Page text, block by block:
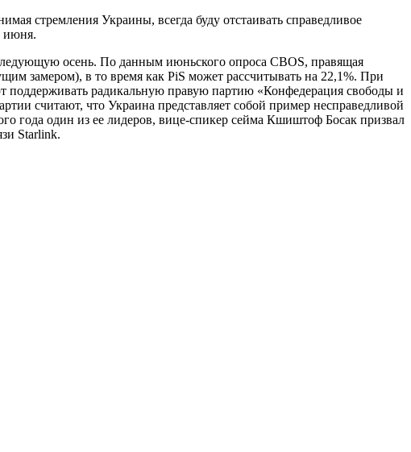
стремления Украины, всегда буду отстаивать справедливое
июня.
осень. По данным июньского опроса CBOS, правящая
замером), в то время как PiS может рассчитывать на 22,1%. При
поддерживать радикальную правую партию «Конфедерация свободы и
считают, что Украина представляет собой пример несправедливой
года один из ее лидеров, вице-спикер сейма Кшиштоф Босак призвал
Starlink.